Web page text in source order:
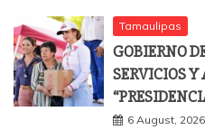
Tamaulipas
GOBIERNO
SERVICIOS
6 August, 2026